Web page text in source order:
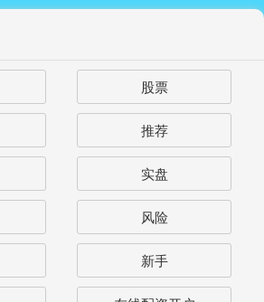
股票
推荐
实盘
风险
新手